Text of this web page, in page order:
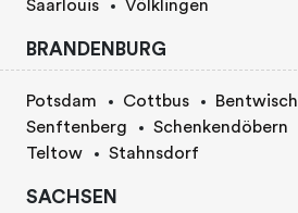
Saarlouis
Völklingen
BRANDENBURG
Potsdam Cottbus Bentwisch
Senftenberg
Schenkendöbern
Teltow
Stahnsdorf
SACHSEN